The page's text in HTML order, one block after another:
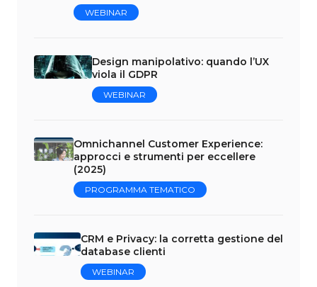
WEBINAR
Design manipolativo: quando l’UX
viola il GDPR
WEBINAR
Omnichannel Customer Experience:
approcci e strumenti per eccellere
(2025)
PROGRAMMA TEMATICO
CRM e Privacy: la corretta gestione del
database clienti
WEBINAR